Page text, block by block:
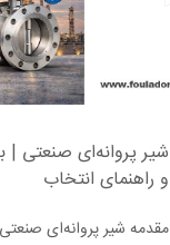
شیر پروانه‌ای صنعتی |
و راهنمای انتخاب
مقدمه شیر پروانه‌ای صنعتی